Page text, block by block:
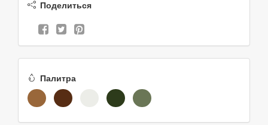
Поделиться
Палитра